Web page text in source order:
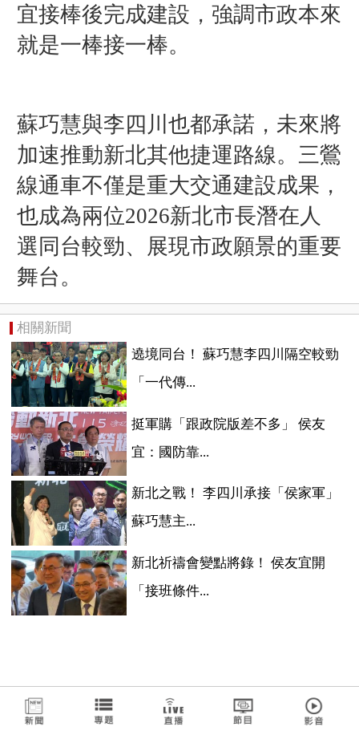
宜接棒後完成建設，強調市政本來
就是一棒接一棒。
蘇巧慧與李四川也都承諾，未來將
加速推動新北其他捷運路線。三鶯
線通車不僅是重大交通建設成果，
也成為兩位2026新北市長潛在人
選同台較勁、展現市政願景的重要
舞台。
相關新聞
遶境同台！ 蘇巧慧李四川隔空較勁
「一代傳...
挺軍購「跟政院版差不多」 侯友
宜：國防靠...
新北之戰！ 李四川承接「侯家軍」
蘇巧慧主...
新北祈禱會變點將錄！ 侯友宜開
「接班條件...